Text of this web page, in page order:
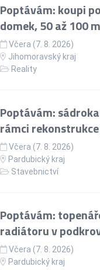
Poptávám: koupi
domek, 50 až 100
Včera (7. 8. 2026)
Jihomoravský kraj
Reality
Poptávám:
rámci
Včera (7. 8. 2026)
Pardubický kraj
Stavebnictví
Poptávám:
radiátoru v
Včera (7. 8. 2026)
Pardubický kraj